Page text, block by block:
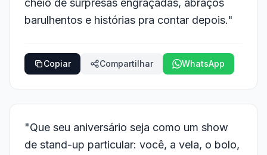
cheio de surpresas engraçadas, abraços
barulhentos e histórias pra contar depois."
Copiar Compartilhar WhatsApp
"Que seu aniversário seja como um show
de stand-up particular: você, a vela, o bolo,